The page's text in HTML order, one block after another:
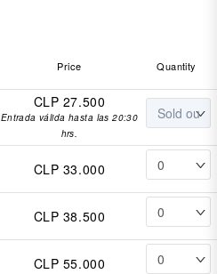
Price Quantity
CLP 27.500
Entrada válida hasta las 20:30
hrs.
CLP 33.000
CLP 38.500
CLP 55.000